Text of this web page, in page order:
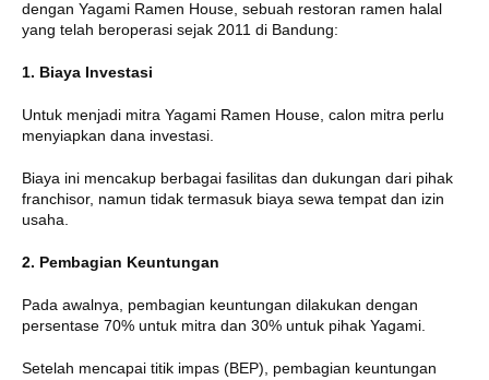
dengan Yagami Ramen House, sebuah restoran ramen halal
yang telah beroperasi sejak 2011 di Bandung:
1. Biaya Investasi
Untuk menjadi mitra Yagami Ramen House, calon mitra perlu
menyiapkan dana investasi.
Biaya ini mencakup berbagai fasilitas dan dukungan dari pihak
franchisor, namun tidak termasuk biaya sewa tempat dan izin
usaha.
2. Pembagian Keuntungan
Pada awalnya, pembagian keuntungan dilakukan dengan
persentase 70% untuk mitra dan 30% untuk pihak Yagami.
Setelah mencapai titik impas (BEP), pembagian keuntungan